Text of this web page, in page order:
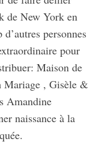
de New York en
personnes
pour
Maison de
Mariage , Gisèle &
Amandine
naissance à la